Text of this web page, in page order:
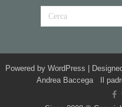
Powered by WordPress |
Andrea Baccega Il